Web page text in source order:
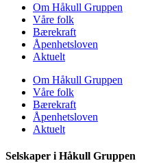
Om Håkull Gruppen
Våre folk
Bærekraft
Åpenhetsloven
Aktuelt
Om Håkull Gruppen
Våre folk
Bærekraft
Åpenhetsloven
Aktuelt
Selskaper i Håkull Gruppen